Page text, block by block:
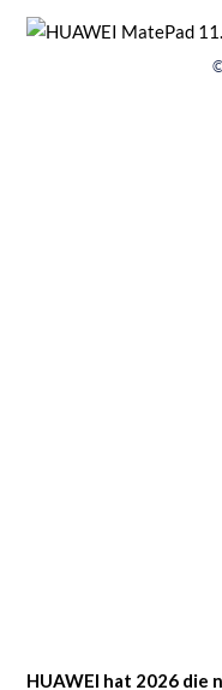
HUAWEI hat 2026 die